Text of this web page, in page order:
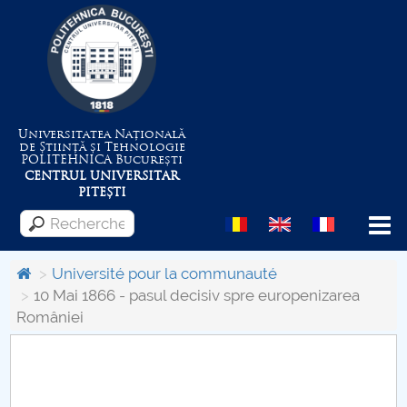
Universitatea Națională
de Știință și Tehnologie
POLITEHNICABucurești
CENTRUL UNIVERSITAR
PITEȘTI
Menu
Despre Universitate
Université pour la communauté
10 Mai 1866 - pasul decisiv spre europenizarea
României